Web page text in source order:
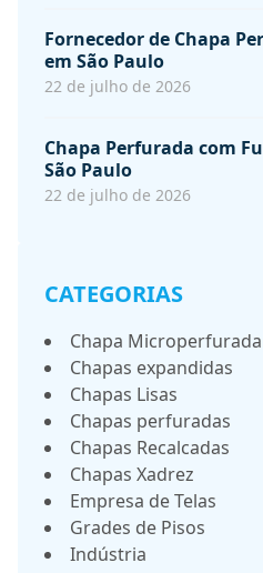
Fornecedor de Chapa
em São Paulo
22 de julho de 2026
Chapa Perfurada com
São Paulo
22 de julho de 2026
CATEGORIAS
Chapa Microperfurada
Chapas expandidas
Chapas Lisas
Chapas perfuradas
Chapas Recalcadas
Chapas Xadrez
Empresa de Telas
Grades de Pisos
Indústria